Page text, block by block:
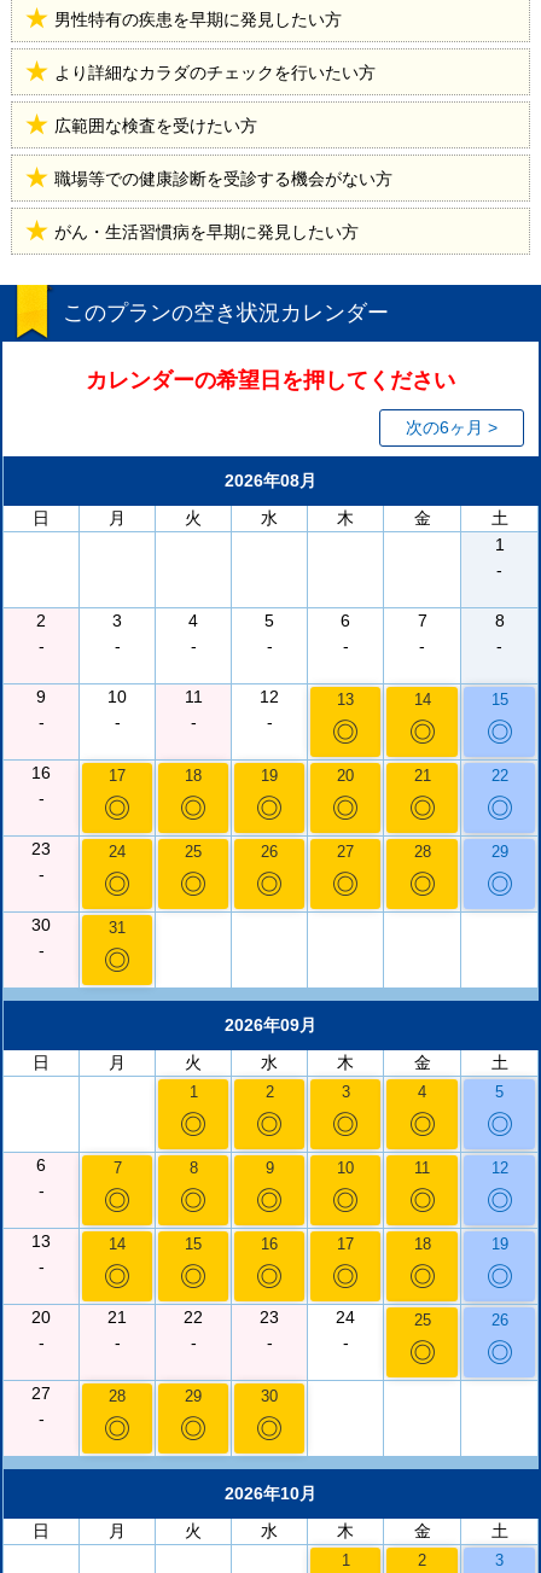
男性特有の疾患を早期に発見したい方
より詳細なカラダのチェックを行いたい方
広範囲な検査を受けたい方
職場等での健康診断を受診する機会がない方
がん・生活習慣病を早期に発見したい方
このプランの空き状況カレンダー
カレンダーの希望日を押してください
次の6ヶ月 >
2026年08月
日
月 火 水 木 金
土
1
-
2
-
3
-
4
-
5
-
6
-
7
-
8
-
9
-
10
-
11
-
12
-
13
◎
14
◎
15
◎
16
-
17
◎
18
◎
19
◎
20
◎
21
◎
22
◎
23
-
24
◎
25
◎
26
◎
27
◎
28
◎
29
◎
30
-
31
◎
2026年09月
日
月 火 水 木 金 土
1
◎
2
◎
3
◎
4
◎
5
◎
6
-
7
◎
8
◎
9
◎
10
◎
11
◎
12
◎
13
-
14
◎
15
◎
16
◎
17
◎
18
◎
19
◎
20
-
21
-
22
-
23
-
24
-
25
◎
26
◎
27
-
28
◎
29
◎
30
◎
2026年10月
日
月 火 水 木 金 土
1 2 3